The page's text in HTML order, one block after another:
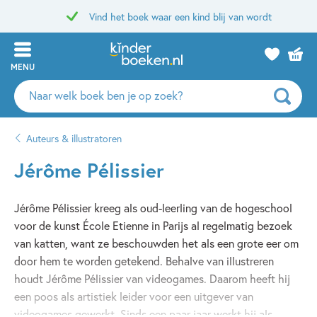
Vind het boek waar een kind blij van wordt
MENU
Zoeken
naar
auteurs
uitgevers
Auteurs & illustratoren
Jérôme Pélissier
Jérôme Pélissier kreeg als oud-leerling van de hogeschool
voor de kunst École Etienne in Parijs al regelmatig bezoek
van katten, want ze beschouwden het als een grote eer om
door hem te worden getekend. Behalve van illustreren
houdt Jérôme Pélissier van videogames. Daarom heeft hij
een poos als artistiek leider voor een uitgever van
videogames gewerkt. Sinds een paar jaar werkt hij als